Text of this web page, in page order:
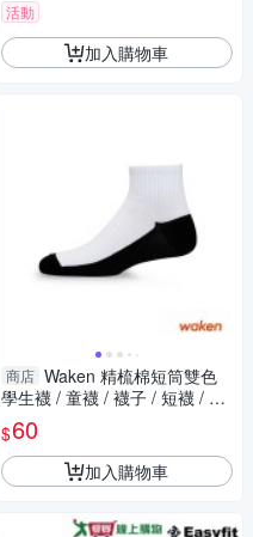
活動
加入購物車
商店 Waken 精梳棉短筒雙色
學生襪 / 童襪 / 襪子 / 短襪 / 白
襪
$60
加入購物車